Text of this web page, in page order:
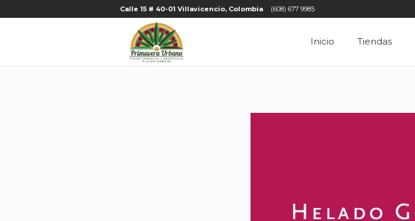
Calle 15 # 40-01 Villavicencio, Colombia (608) 677 9985
Inicio Tiendas